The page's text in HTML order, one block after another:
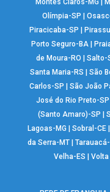
Montes Claros-MG
Olímpia-SP
|
Piracicaba-SP
Porto Seguro-BA|
de Moura-RO
|Salto-
Santa Maria-RS
São
Carlos-SP
São João
José do Rio Preto-SP
(Santo Amaro)-SP
Lagoas-MG
|Sobral-CE
da Serra-MT|
Velha-ES
Volta